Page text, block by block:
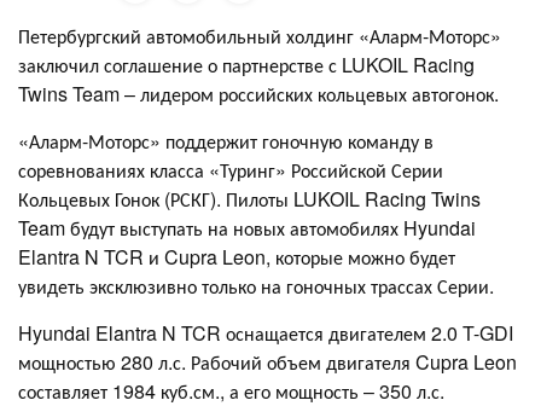
Петербургский автомобильный холдинг «Аларм-Моторс»
заключил соглашение о партнерстве с LUKOIL Racing
Twins Team – лидером российских кольцевых автогонок.
«Аларм-Моторс» поддержит гоночную команду в
соревнованиях класса «Туринг» Российской Серии
Кольцевых Гонок (РСКГ). Пилоты LUKOIL Racing Twins
Team будут выступать на новых автомобилях Hyundai
Elantra N TCR и Cupra Leon, которые можно будет
увидеть эксклюзивно только на гоночных трассах Серии.
Hyundai Elantra N TCR оснащается двигателем 2.0 T-GDI
мощностью 280 л.с. Рабочий объем двигателя Cupra Leon
составляет 1984 куб.см., а его мощность – 350 л.с.